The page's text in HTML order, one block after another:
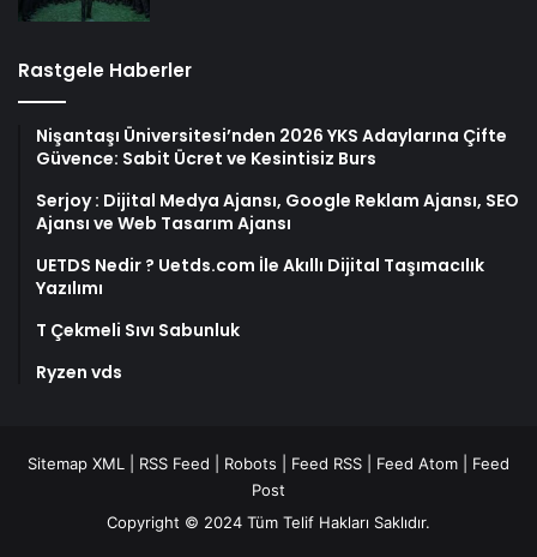
Rastgele Haberler
Nişantaşı Üniversitesi’nden 2026 YKS Adaylarına Çifte
Güvence: Sabit Ücret ve Kesintisiz Burs
Serjoy : Dijital Medya Ajansı, Google Reklam Ajansı, SEO
Ajansı ve Web Tasarım Ajansı
UETDS Nedir ? Uetds.com İle Akıllı Dijital Taşımacılık
Yazılımı
T Çekmeli Sıvı Sabunluk
Ryzen vds
Sitemap XML RSS Feed Robots Feed RSS Feed Atom
Feed
Post
Copyright © 2024 Tüm Telif Hakları Saklıdır.